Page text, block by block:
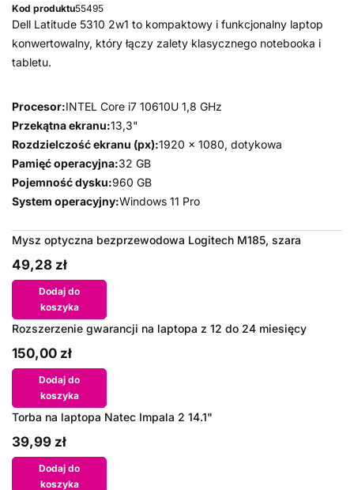
Kod produktu55495
Dell Latitude 5310 2w1 to kompaktowy i funkcjonalny laptop
konwertowalny, który łączy zalety klasycznego notebooka i
tabletu.
Procesor:INTEL Core i7 10610U 1,8 GHz
Przekątna ekranu:13,3"
Rozdzielczość ekranu (px):1920 x 1080, dotykowa
Pamięć operacyjna:32 GB
Pojemność dysku:960 GB
System operacyjny:Windows 11 Pro
Mysz optyczna bezprzewodowa Logitech M185, szara
49,28 zł
Dodaj do
koszyka
Rozszerzenie gwarancji na laptopa z 12 do 24 miesięcy
150,00 zł
Dodaj do
koszyka
Torba na laptopa Natec Impala 2 14.1"
39,99 zł
Dodaj do
koszyka